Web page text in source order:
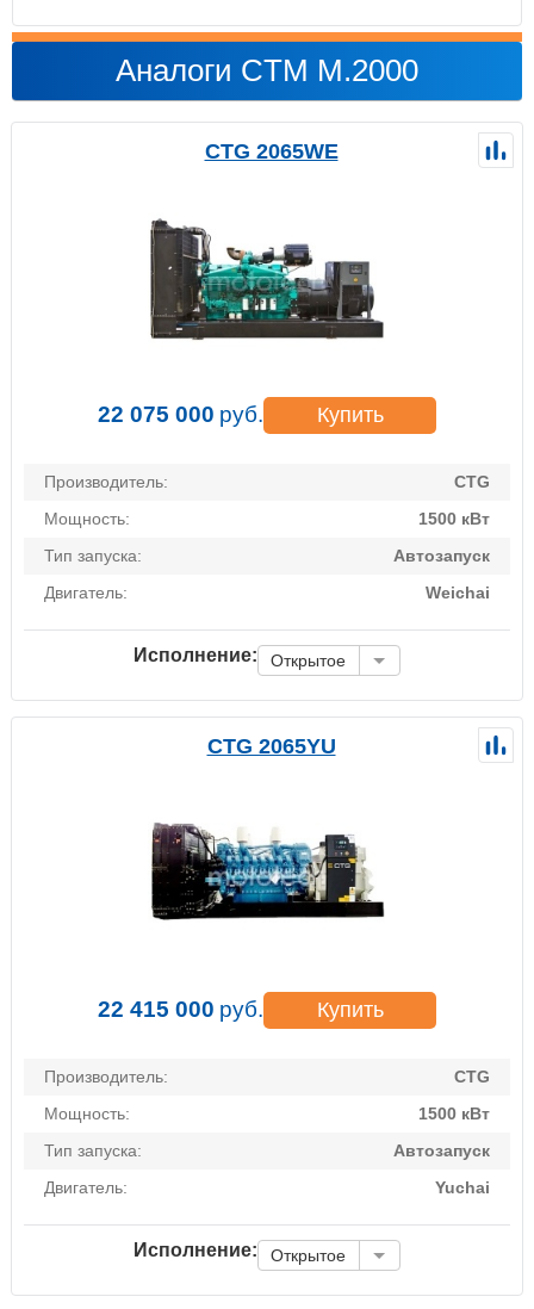
Аналоги CTM M.2000
CTG 2065WE
22 075 000 руб. Купить
Производитель:
CTG
Мощность:
1500 кВт
Тип запуска:
Автозапуск
Двигатель:
Weichai
Исполнение: Открытое
CTG 2065YU
22 415 000 руб. Купить
Производитель:
CTG
Мощность:
1500 кВт
Тип запуска:
Автозапуск
Двигатель:
Yuchai
Исполнение: Открытое